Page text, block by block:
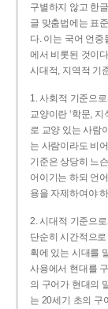
구별하지 않고 한
글 맞춤법에는 표
다. 이는 국어 언
에서 비롯된 것이
시대적, 지역적 기
1. 사회적 기준으
교양이란 ‘학문,
로 교양 있는 사람
는 사람이라도 비
기준은 상당히 느
어이기는 하되 언
용을 자제하여야
2. 시대적 기준으
단순히 시간적으
획에 있는 시대를
사용에서 현대를
의 구어가 현대의
는 20세기 초의 구